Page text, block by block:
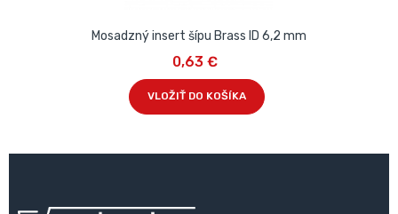
Mosadzný insert šípu Brass ID 6,2 mm
0,63 €
VLOŽIŤ DO KOŠÍKA